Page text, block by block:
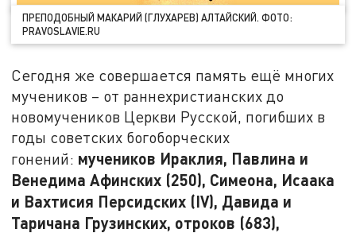
ПРЕПОДОБНЫЙ МАКАРИЙ (ГЛУХАРЕВ) АЛТАЙСКИЙ. ФОТО:
PRAVOSLAVIE.RU
Сегодня же совершается память ещё многих
мучеников – от раннехристианских до
новомучеников Церкви Русской, погибших в
годы советских богоборческих
гонений: мучеников Ираклия, Павлина и
Венедима Афинских (250), Симеона, Исаака
и Вахтисия Персидских (IV), Давида и
Таричана Грузинских, отроков (683),